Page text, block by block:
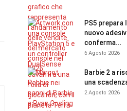
PS5 prepara
nuovo
conferma...
6 Agosto 2026
Barbie 2 a
una
2 Agosto 2026